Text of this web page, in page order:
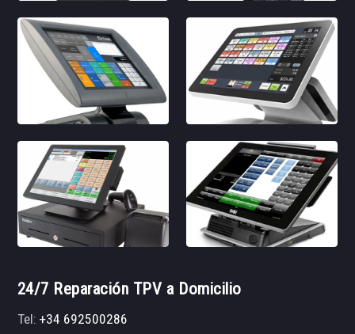
24/7 Reparación TPV a Domicilio
Tel:+34 692500286